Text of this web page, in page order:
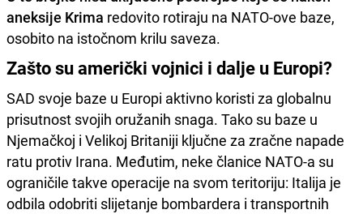
aneksije Krima redovito rotiraju na NATO-ove baze,
osobito na istočnom krilu saveza.
Zašto su američki vojnici i dalje u Europi?
SAD svoje baze u Europi aktivno koristi za globalnu
prisutnost svojih oružanih snaga. Tako su baze u
Njemačkoj i Velikoj Britaniji ključne za zračne napade
ratu protiv Irana. Međutim, neke članice NATO-a su
ograničile takve operacije na svom teritoriju: Italija je
odbila odobriti slijetanje bombardera i transportnih